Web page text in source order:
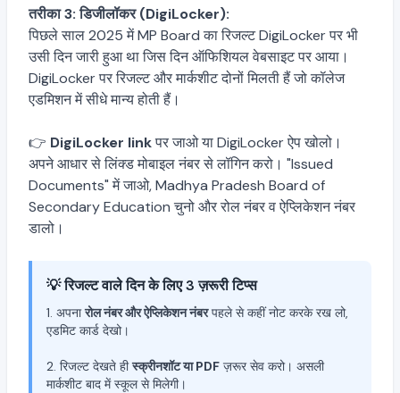
तरीका 3: डिजीलॉकर (DigiLocker):
पिछले साल 2025 में MP Board का रिजल्ट DigiLocker पर भी
उसी दिन जारी हुआ था जिस दिन ऑफिशियल वेबसाइट पर आया।
DigiLocker पर रिजल्ट और मार्कशीट दोनों मिलती हैं जो कॉलेज
एडमिशन में सीधे मान्य होती हैं।
👉 DigiLocker linkपर जाओ या DigiLocker ऐप खोलो।
अपने आधार से लिंक्ड मोबाइल नंबर से लॉगिन करो। "Issued
Documents" में जाओ, Madhya Pradesh Board of
Secondary Education चुनो और रोल नंबर व ऐप्लिकेशन नंबर
डालो।
💡 रिजल्ट वाले दिन के लिए 3 ज़रूरी टिप्स
1. अपनारोल नंबर और ऐप्लिकेशन नंबरपहले से कहीं नोट करके रख लो,
एडमिट कार्ड देखो।
2. रिजल्ट देखते हीस्क्रीनशॉट या PDF ज़रूर सेव करो। असली
मार्कशीट बाद में स्कूल से मिलेगी।